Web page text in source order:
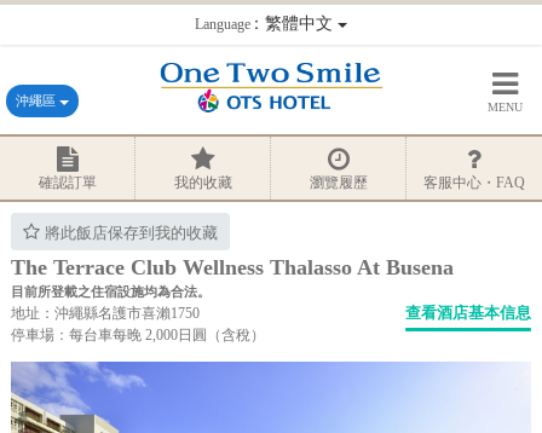
Language：繁體中文
沖繩區 MENU
確認訂單 我的收藏 瀏覽履歷 客服中心・FAQ
將此飯店保存到我的收藏
The Terrace Club Wellness Thalasso At Busena
目前所登載之住宿設施均為合法。
地址：沖繩縣名護市喜瀨1750
停車場：每台車每晚 2,000日圓（含稅）
查看酒店基本信息